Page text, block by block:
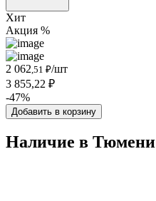
Хит
Акция %
2 062 ,51 ₽/шт
3 855,22 ₽
-47%
Добавить в корзину
Наличие в Тюмени